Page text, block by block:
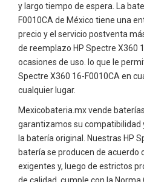
y largo tiempo de espera. La
F0010CA de México tiene una
precio y el servicio postventa
de reemplazo HP Spectre X360
ocasiones de uso. lo que le
Spectre X360 16-F0010CA en
cualquier lugar.
Mexicobateria.mx vende
garantizamos su compatibilidad
la batería original. Nuestras HP
batería se producen de acuerdo
exigentes y, luego de estrictos
de calidad, cumple con la